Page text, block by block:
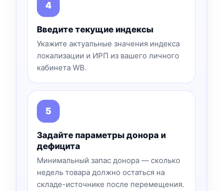
Введите текущие индексы
Укажите актуальные значения индекса
локализации и ИРП из вашего личного
кабинета WB.
Задайте параметры донора и
дефицита
Минимальный запас донора — сколько
недель товара должно остаться на
складе-источнике после перемещения.